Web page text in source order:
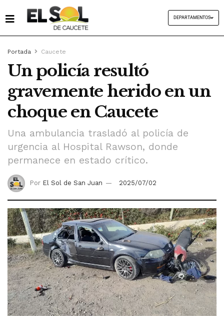
DEPARTAMENTOS
Portada Caucete
Un policía resultó
gravemente herido en un
choque en Caucete
Una ambulancia trasladó al policía de
urgencia al Hospital Rawson, donde
permanece en estado crítico.
Por El Sol de San Juan 2025/07/02